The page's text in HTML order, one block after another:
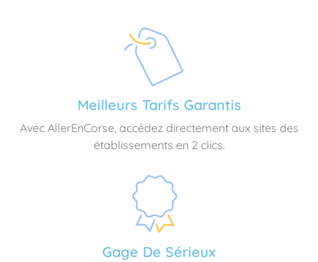
Meilleurs Tarifs Garantis
Avec AllerEnCorse, accédez directement aux sites des
établissements en 2 clics.
Gage De Sérieux